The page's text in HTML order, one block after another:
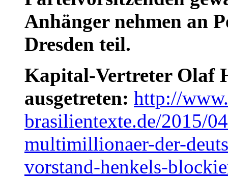
Anhänger nehmen an
Dresden teil.
Kapital-Vertreter Olaf
ausgetreten: http://
brasilientexte.de/2015/
multimillionaer-der-
vorstand-henkels-